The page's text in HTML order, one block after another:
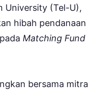
University (Tel-U),
hibah pendanaan
Matching Fund
bersama mitra